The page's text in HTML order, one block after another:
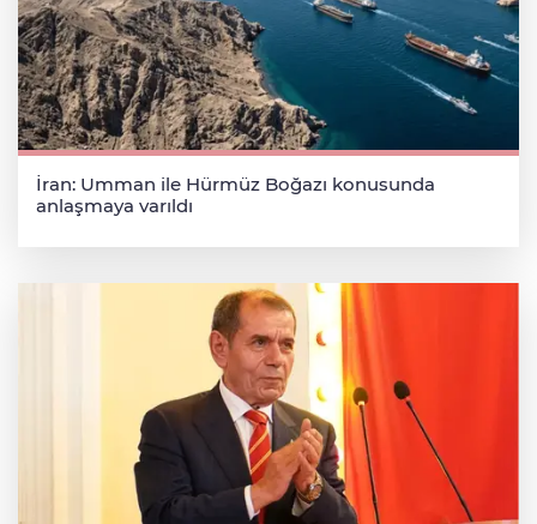
İran: Umman ile Hürmüz Boğazı konusunda
anlaşmaya varıldı